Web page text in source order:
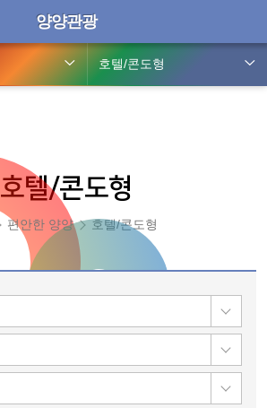
양양관광
호텔/콘도형
호텔/콘도형
편안한 양양 호텔/콘도형